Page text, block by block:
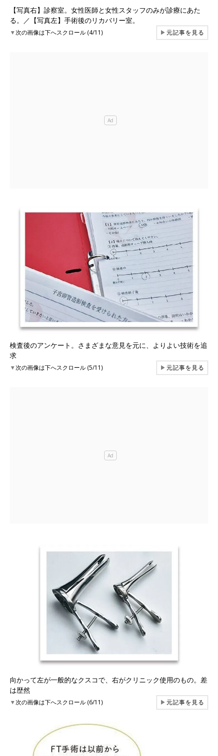
【写真右】診察室。女性医師と女性スタッフのみが診療にあた
る。／【写真左】手術後のリカバリー室。
▼次の画像は下へスクロール (4/11) ▶元記事を見る
検査後のアンケート。さまざまな意見を元に、よりよい技術を追
求
▼次の画像は下へスクロール (5/11) ▶元記事を見る
向かって左が一般的なクスコで、右がクリニック使用のもの。差
は歴然
▼次の画像は下へスクロール (6/11) ▶元記事を見る